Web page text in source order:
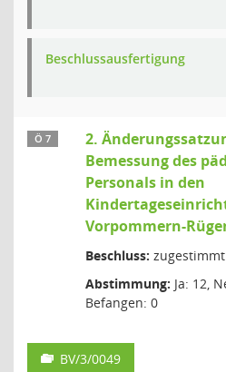
Beschlussausfertigung
Ö 7
2.
Bemessung des
Personals in den
Vorpommern-
Beschluss:
Abstimmung: Ja: 12,
Befangen: 0
BV/3/0049